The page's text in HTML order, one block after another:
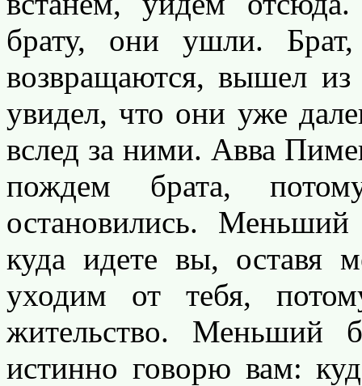
брату, они ушли.
возвращаются, вышел
увидел, что они уже
вслед за ними. Авва
пождем брата,
остановились.
куда идете вы, оставя
уходим от тебя,
жительство. Меньший
истинно говорю вам: